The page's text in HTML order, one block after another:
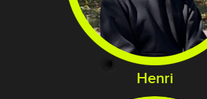
Henri